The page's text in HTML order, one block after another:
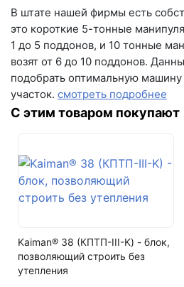
Написать на почту
г.Самара, ул. Садовая, дом
(вывеска "Мир кирпича")
пн-пт с 9:00 до 18:00
+7 (846) 215-16-16
Написать в Telegram
Написать на почту
Расход 1м3
396 шт./м3
Вес
2.6 кг
Водопоглощение
10,5%
Группа по теплотехнической
Условно эффективный
В штате нашей фирмы есть
это короткие 5-тонные
1 до 5 поддонов, и 10 тонные
возят от 6 до 10 поддонов.
подобрать оптимальную
участок. смотреть подробнее
С этим товаром покупают
Kaiman® 38 (КПТП-III-K) - блок,
позволяющий строить без
утепления